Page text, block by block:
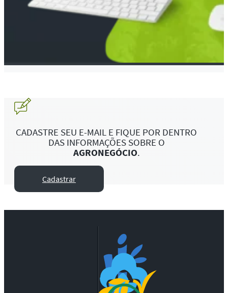
CADASTRE SEU E-MAIL E FIQUE POR DENTRO
DAS INFORMAÇÕES SOBRE O
AGRONEGÓCIO.
Cadastrar